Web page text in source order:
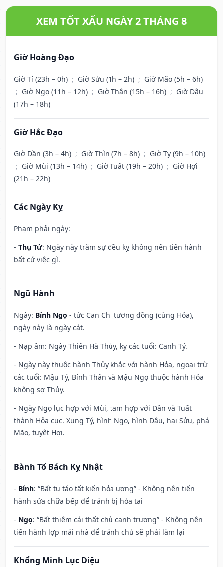
XEM TỐT XẤU NGÀY 2 THÁNG 8
Giờ Hoàng Đạo
Giờ Tí (23h – 0h) ; Giờ Sửu (1h – 2h) ; Giờ Mão (5h – 6h)
; Giờ Ngọ (11h – 12h) ; Giờ Thân (15h – 16h) ; Giờ Dậu
(17h – 18h)
Giờ Hắc Đạo
Giờ Dần (3h – 4h) ; Giờ Thìn (7h – 8h) ; Giờ Tỵ (9h – 10h)
; Giờ Mùi (13h – 14h) ; Giờ Tuất (19h – 20h) ; Giờ Hợi
(21h – 22h)
Các Ngày Kỵ
Phạm phải ngày:
- Thụ Tử: Ngày này trăm sự đều kỵ không nên tiến hành
bất cứ việc gì.
Ngũ Hành
Ngày: Bính Ngọ - tức Can Chi tương đồng (cùng Hỏa),
ngày này là ngày cát.
- Nạp âm: Ngày Thiên Hà Thủy, kỵ các tuổi: Canh Tý.
- Ngày này thuộc hành Thủy khắc với hành Hỏa, ngoại trừ
các tuổi: Mậu Tý, Bính Thân và Mậu Ngọ thuộc hành Hỏa
không sợ Thủy.
- Ngày Ngọ lục hợp với Mùi, tam hợp với Dần và Tuất
thành Hỏa cục. Xung Tý, hình Ngọ, hình Dậu, hại Sửu, phá
Mão, tuyệt Hợi.
Bành Tổ Bách Kỵ Nhật
- Bính: “Bất tu táo tất kiến hỏa ương” - Không nên tiến
hành sửa chữa bếp để tránh bị hỏa tai
- Ngọ: “Bất thiêm cái thất chủ canh trương” - Không nên
tiến hành lợp mái nhà để tránh chủ sẽ phải làm lại
Khổng Minh Lục Diệu